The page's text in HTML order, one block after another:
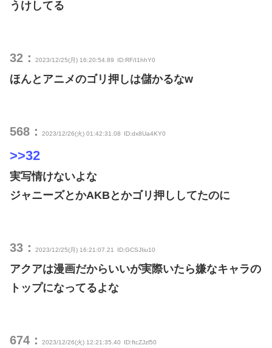
うけしてる
32： 2023/12/25(月) 16:20:54.89 ID:RF/I1hhY0
ほんとアニメのゴリ押しは儲かるなw
568： 2023/12/26(火) 01:42:31.08 ID:dx8Ua4KY0
>>32
実写情けないよな
ジャニーズとかAKBとかゴリ押ししてたのに
33： 2023/12/25(月) 16:21:07.21 ID:GCSJIiu10
アクアは漫画だからいいが実際いたら嫌なキャラの
トップになってるよな
674： 2023/12/26(火) 12:21:35.40 ID:ftcZJzl50